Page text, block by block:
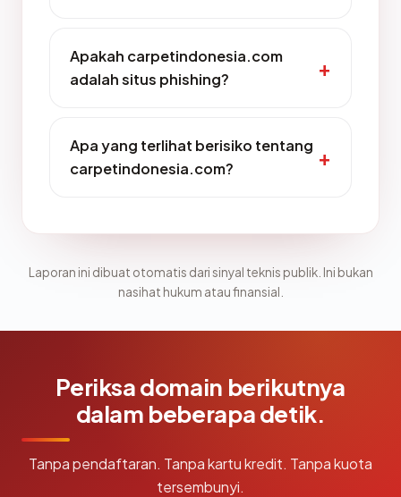
Apakah carpetindonesia.com
adalah situs phishing?
Apa yang terlihat berisiko tentang
carpetindonesia.com?
Laporan ini dibuat otomatis dari sinyal teknis publik. Ini bukan
nasihat hukum atau finansial.
Periksa domain berikutnya
dalam beberapa detik.
Tanpa pendaftaran. Tanpa kartu kredit. Tanpa kuota
tersembunyi.